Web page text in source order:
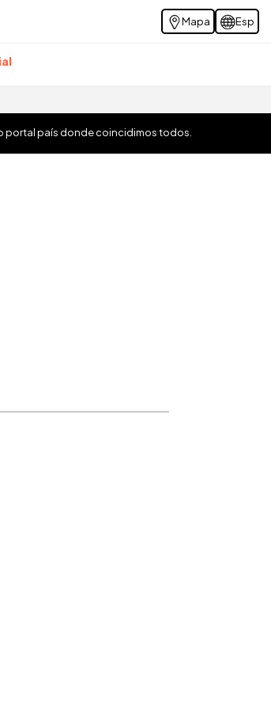
Mapa Esp
portal país donde coincidimos todos.